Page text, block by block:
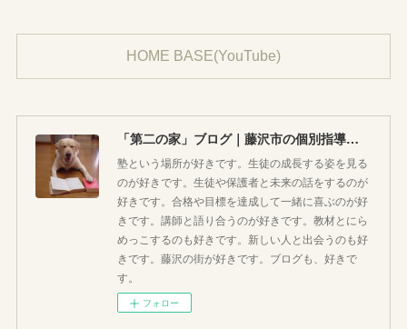
HOME BASE(YouTube)
「第二の家」ブログ｜藤沢市の個別指導塾のお話
塾という場所が好きです。生徒の成長する姿を見る
のが好きです。生徒や保護者と未来の話をするのが
好きです。合格や目標を達成して一緒に喜ぶのが好
きです。講師と語り合うのが好きです。教材とにら
めっこするのも好きです。新しい人と出会うのも好
きです。藤沢の街が好きです。ブログも、好きで
す。
フォロー